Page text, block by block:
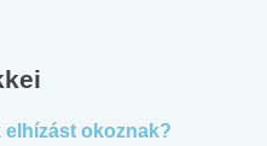
elhízást okoznak?